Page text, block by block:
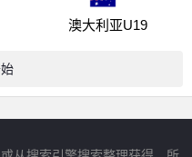
澳大利亚U19